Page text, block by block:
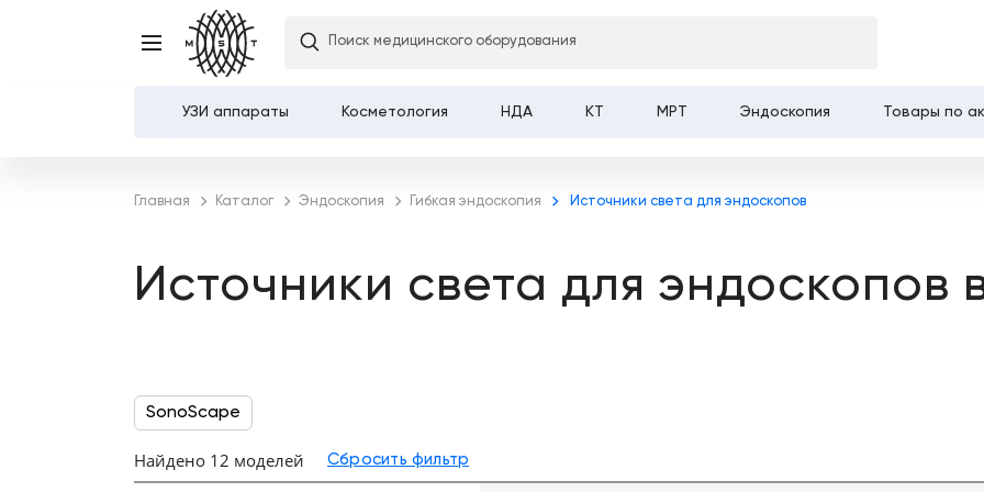
Доставка и оплата
Поиск медицинского оборудования
УЗИ аппараты Косметология НДА КТ МРТ Эндоскопия Товары по
Главная Каталог Эндоскопия Гибкая эндоскопия Источники света для эндоскопов
Источники света для эндоскопов
SonoScape
Найдено 12 моделей